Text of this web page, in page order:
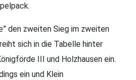
den zweiten Sieg im zweiten
sich in die Tabelle hinter
III und Holzhausen ein.
ein und Klein